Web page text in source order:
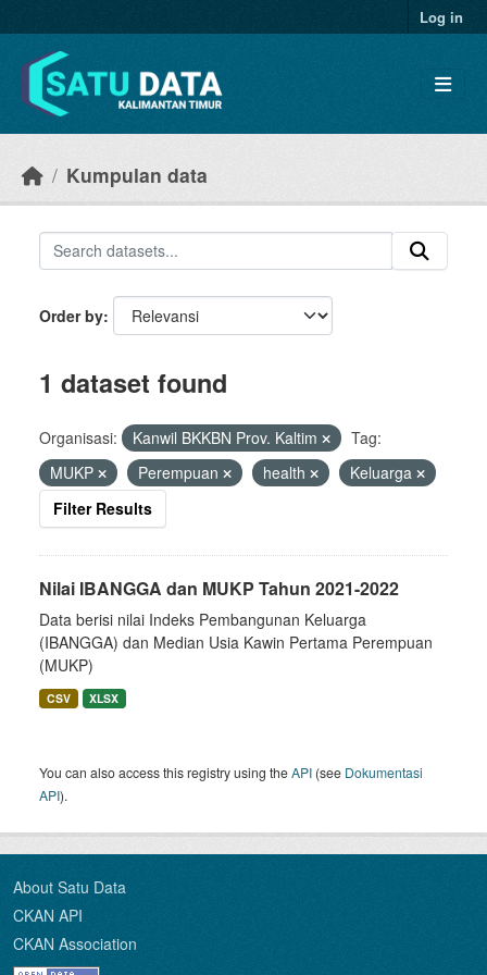
Log in
Kumpulan data
Order by
1 dataset found
Organisasi: Kanwil BKKBN Prov. Kaltim
Tag:
MUKP
Perempuan health
Keluarga
Filter Results
Nilai IBANGGA dan MUKP Tahun 2021-2022
Data berisi nilai Indeks Pembangunan Keluarga
(IBANGGA) dan Median Usia Kawin Pertama Perempuan
(MUKP)
CSV XLSX
You can also access this registry using theAPI (see Dokumentasi
API).
About Satu Data
CKAN API
CKAN Association